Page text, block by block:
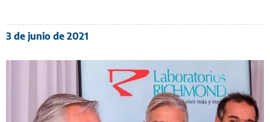
3 de junio de 2021